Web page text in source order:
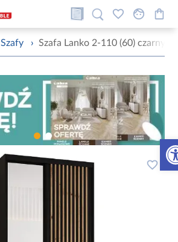
Szafy › Szafa Lanko 2-110 (60) czarny